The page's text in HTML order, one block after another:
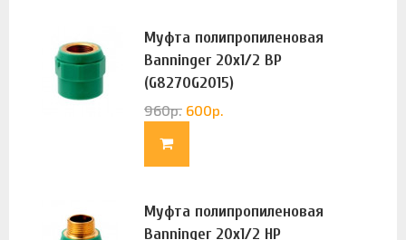
Муфта полипропиленовая
Banninger 20х1/2 ВР
(G8270G2015)
960р. 600р.
Муфта полипропиленовая
Banninger 20х1/2 НР